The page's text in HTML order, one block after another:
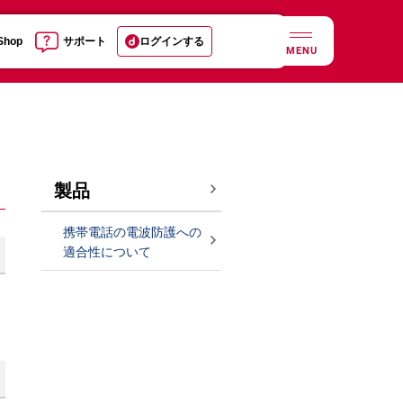
サポート ログインする
MENU
製品
携帯電話の電波防護への
適合性について